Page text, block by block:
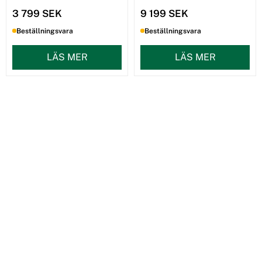
3 799 SEK
Beställningsvara
LÄS MER
9 199 SEK
Beställningsvara
LÄS MER